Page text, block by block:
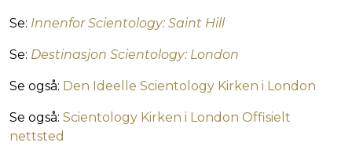
Se: Innenfor Scientology: Saint Hill
Se: Destinasjon Scientology: London
Se også: Den Ideelle Scientology Kirken i London
Se også: Scientology Kirken i London Offisielt
nettsted